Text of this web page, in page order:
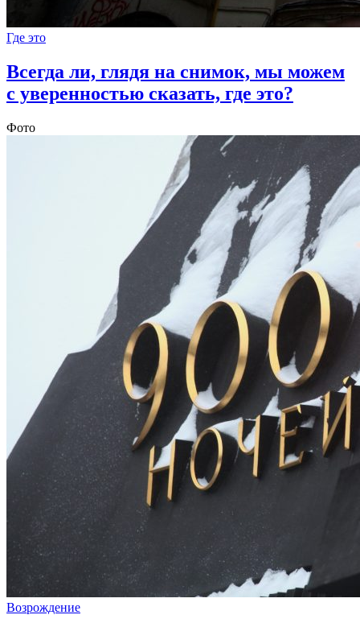
Где это
Всегда ли, глядя на снимок, мы можем
с уверенностью сказать, где это?
Фото
Возрождение